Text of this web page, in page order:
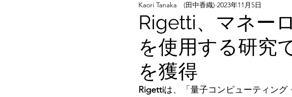
Rigetti、マネー
を使用する研究
を獲得
Kaori Tanaka (田中香織) 2023年11月5日
Rigettiは、「量子コンピューティン